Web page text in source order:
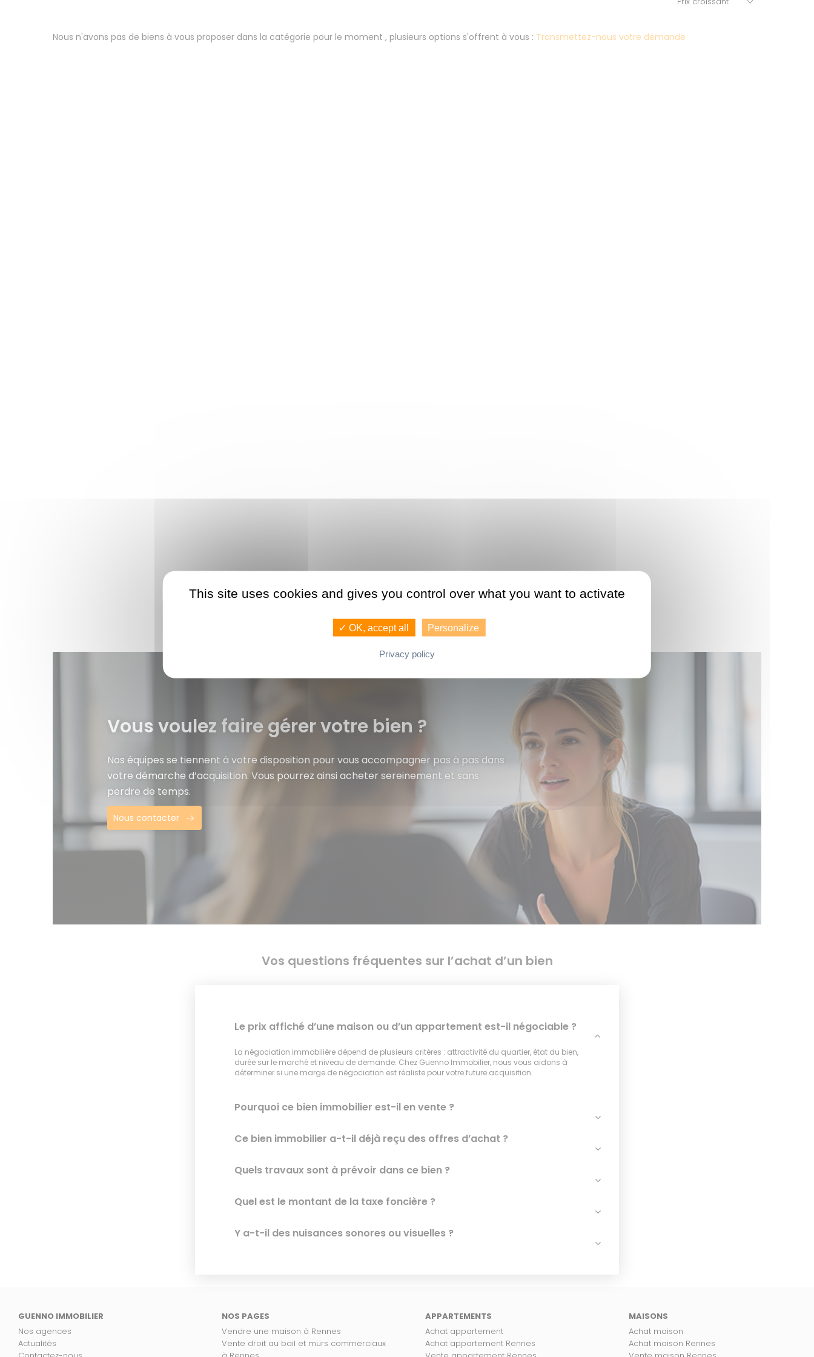
Nous n'avons pas de biens à vous proposer dans la catégorie pour le moment , plusieurs options s'offrent à vous : Transmettez-nous votre demande
Vous voulez faire gérer votre bien ?
Nos équipes se tiennent à votre disposition pour vous accompagner pas à pas dans
votre démarche d’acquisition. Vous pourrez ainsi acheter sereinement et sans
perdre de temps.
Nous contacter
Vos questions fréquentes sur l’achat d’un bien
Le prix affiché d’une maison ou d’un appartement est-il négociable ?
La négociation immobilière dépend de plusieurs critères : attractivité du quartier, état du bien,
durée sur le marché et niveau de demande. Chez Guenno Immobilier, nous vous aidons à
déterminer si une marge de négociation est réaliste pour votre future acquisition.
Pourquoi ce bien immobilier est-il en vente ?
Ce bien immobilier a-t-il déjà reçu des offres d’achat ?
Quels travaux sont à prévoir dans ce bien ?
Quel est le montant de la taxe foncière ?
Y a-t-il des nuisances sonores ou visuelles ?
GUENNO IMMOBILIER
Nos agences
Actualités
NOS PAGES
Vendre une maison à Rennes
Vente droit au bail et murs commerciaux
APPARTEMENTS
Achat appartement
Achat appartement Rennes
MAISONS
Achat maison
Achat maison Rennes
This site uses cookies and gives you control over what you want to activate
✓ OK, accept all Personalize
Privacy policy